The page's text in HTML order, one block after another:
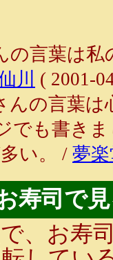
言葉は私
川
( 2001-
の言葉は
でも書き
い。 / 夢
寿司で
、お寿